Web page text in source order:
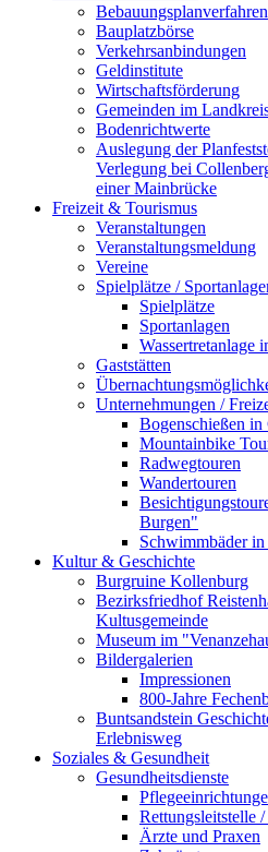
Bebauungsplanverfahren
Bauplatzbörse
Verkehrsanbindungen
Geldinstitute
Wirtschaftsförderung
Gemeinden im
Bodenrichtwerte
Auslegung der
Verlegung bei
einer Mainbrücke
Freizeit & Tourismus
Veranstaltungen
Veranstaltungsmeldung
Vereine
Spielplätze /
Spielplätze
Sportanlagen
Wassertretanlage
Gaststätten
Unternehmungen /
Bogenschießen
Mountainbike
Radwegtouren
Wandertouren
Burgen"
Schwimmbäder
Kultur & Geschichte
Burgruine Kollenburg
Bezirksfriedhof
Kultusgemeinde
Museum im
Bildergalerien
Impressionen
800-Jahre
Buntsandstein
Erlebnisweg
Soziales & Gesundheit
Gesundheitsdienste
Rettungsleitstelle
Ärzte und Praxen